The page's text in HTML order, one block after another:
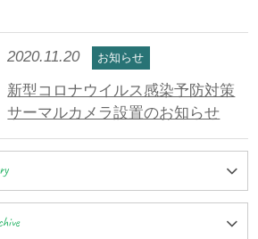
2020.11.20 お知らせ
新型コロナウイルス感染予防対策
サーマルカメラ設置のお知らせ